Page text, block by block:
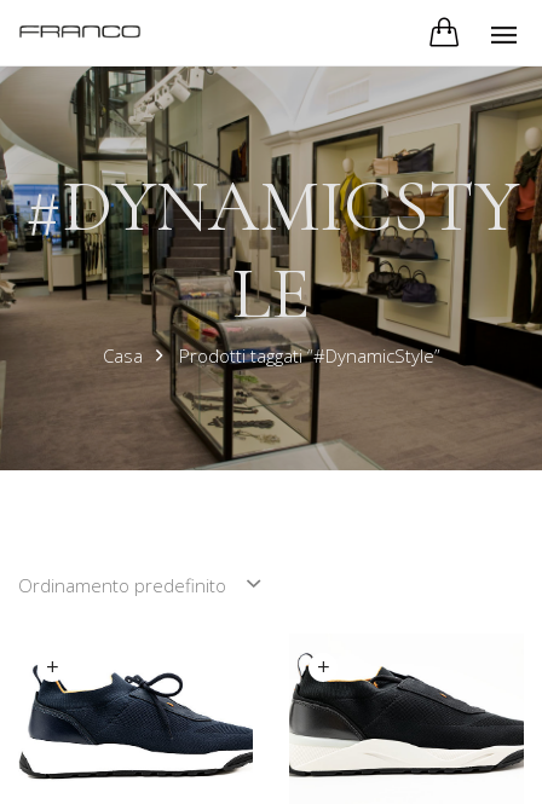
#DYNAMICSTY
LE
Casa Prodotti taggati “#DynamicStyle”
Scegli Scegli